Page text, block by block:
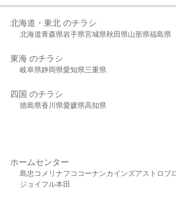
北海道・東北 のチラシ
北海道青森県岩手県宮城県秋田県山形県福島県
東海 のチラシ
岐阜県静岡県愛知県三重県
四国 のチラシ
徳島県香川県愛媛県高知県
ホームセンター
島忠 コメリ ナフコ コーナンカインズアストロプ
ジョイフル本田